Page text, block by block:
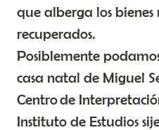
que alberga los bienes
recuperados.
Posiblemente
casa natal de Miguel
Centro de
Instituto de Estudios